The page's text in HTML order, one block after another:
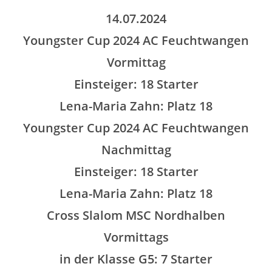
14.07.2024
Youngster Cup 2024 AC Feuchtwangen
Vormittag
Einsteiger: 18 Starter
Lena-Maria Zahn: Platz 18
Youngster Cup 2024 AC Feuchtwangen
Nachmittag
Einsteiger: 18 Starter
Lena-Maria Zahn: Platz 18
Cross Slalom MSC Nordhalben
Vormittags
in der Klasse G5: 7 Starter